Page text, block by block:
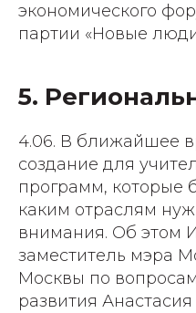
экономического
партии «Новые
5.
4.06. В ближайшее
создание для
программ, которые
каким отраслям
внимания. Об этом
заместитель мэра
Москвы по
развития